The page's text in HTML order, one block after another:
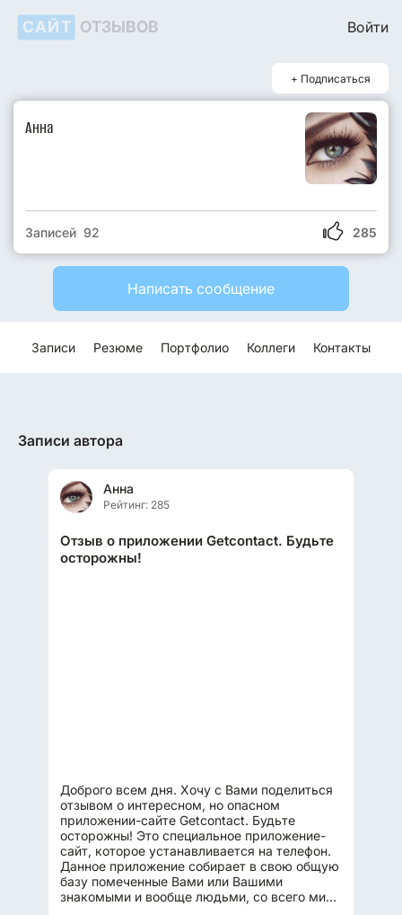
САЙТ ОТЗЫВОВ Войти
+ Подписаться
Анна
285
Записей 92
Написать сообщение
Записи Резюме Портфолио Коллеги Контакты
Записи автора
Анна
Рейтинг: 285
Отзыв о приложении Getcontact. Будьте
осторожны!
Доброго всем дня. Хочу с Вами поделиться
отзывом о интересном, но опасном
приложении-сайте Getcontact. Будьте
осторожны! Это специальное приложение-
сайт, которое устанавливается на телефон.
Данное приложение собирает в свою общую
базу помеченные Вами или Вашими
знакомыми и вообще людьми, со всего мира